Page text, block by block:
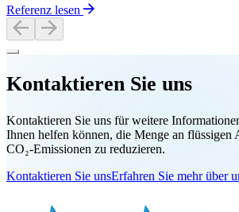
Referenz lesen
Kontaktieren Sie uns
Kontaktieren Sie uns für weitere
Ihnen helfen können, die Menge an flüssigen
CO₂-Emissionen zu reduzieren.
Kontaktieren Sie unsErfahren Sie mehr über